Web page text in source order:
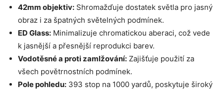
42mm objektiv: Shromažďuje dostatek světla pro jasný
obraz i za špatných světelných podmínek.
ED Glass: Minimalizuje chromatickou aberaci, což vede
k jasnější a přesnější reprodukci barev.
Vodotěsné a proti zamlžování: Zajišťuje použití za
všech povětrnostních podmínek.
Pole pohledu: 393 stop na 1000 yardů, poskytuje široký